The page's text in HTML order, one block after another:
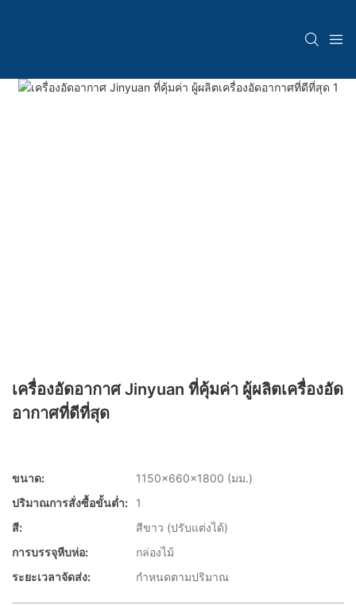
เครื่องอัดอากาศ Jinyuan ที่คุ้มค่า ผู้ผลิตเครื่องอัด
อากาศที่ดีที่สุด
ขนาด:
1150x660x1800 (มม.)
ปริมาณการสั่งซื้อขั้นต่ำ:
1
สี:
สีขาว (ปรับแต่งได้)
การบรรจุหีบห่อ:
กล่องไม้
ระยะเวลาจัดส่ง:
กำหนดตามปริมาณ